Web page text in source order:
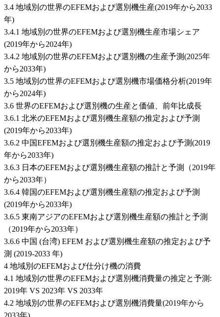
3.4 地域別の世界のEFEMおよび選別機生産(2019年から2033
年)
3.4.1 地域別の世界のEFEMおよび選別機生産市場シェア
(2019年から2024年)
3.4.2 地域別の世界のEFEMおよび選別機の生産予測(2025年
から2033年)
3.5 地域別の世界のEFEMおよび選別機市場価格分析(2019年
から2024年)
3.6 世界のEFEMおよび選別機の生産と価値、前年比成長
3.6.1 北米のEFEMおよび選別機生産額の推定および予測
(2019年から2033年)
3.6.2 中国EFEMおよび選別機生産額の推定および予測(2019
年から2033年)
3.6.3 日本のEFEMおよび選別機生産額の推計と予測（2019年
から2033年）
3.6.4 韓国のEFEMおよび選別機生産額の推定および予測
(2019年から2033年)
3.6.5 東南アジアのEFEMおよび選別機生産額の推計と予測
（2019年から2033年）
3.6.6 中国 (台湾) EFEM および選別機生産額の推定および予
測 (2019-2033 年)
4 地域別のEFEMおよび仕分け機の消費
4.1 地域別の世界のEFEMおよび選別機消費量の推定と予測:
2019年 VS 2023年 VS 2033年
4.2 地域別の世界のEFEMおよび選別機消費量(2019年から